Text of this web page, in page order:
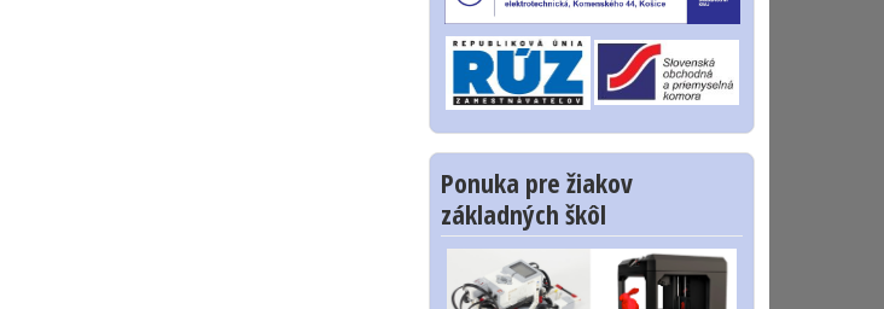
Ponuka pre žiakov
základných škôl